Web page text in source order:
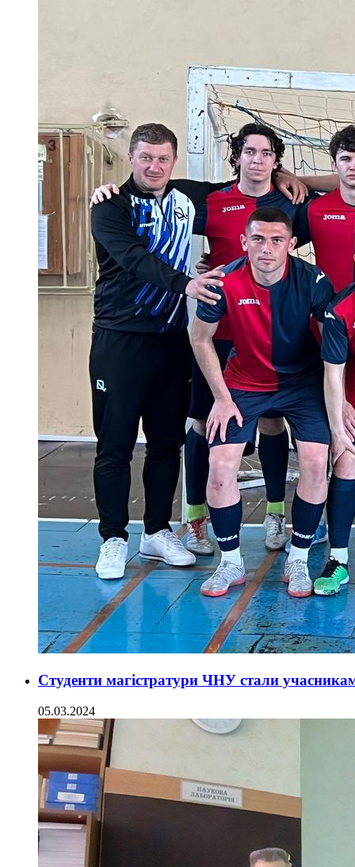
Студенти магістратури ЧНУ стали
05.03.2024